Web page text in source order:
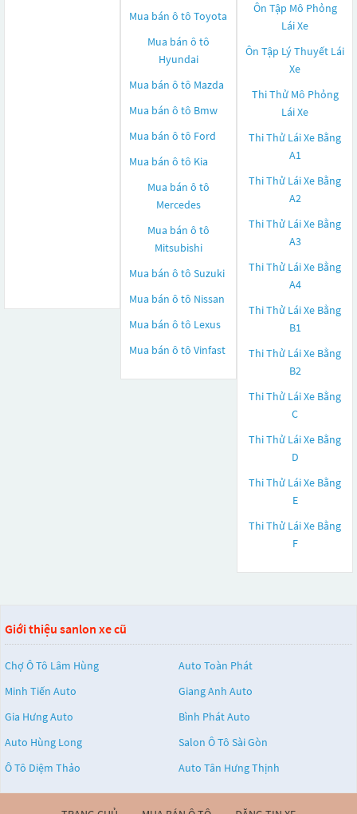
Mua bán ô tô Toyota
Mua bán ô tô
Hyundai
Mua bán ô tô Mazda
Mua bán ô tô Bmw
Mua bán ô tô Ford
Mua bán ô tô Kia
Mua bán ô tô
Mercedes
Mua bán ô tô
Mitsubishi
Mua bán ô tô Suzuki
Mua bán ô tô Nissan
Mua bán ô tô Lexus
Mua bán ô tô Vinfast
Ôn Tập Mô Phỏng
Lái Xe
Ôn Tập Lý Thuyết Lái
Xe
Thi Thử Mô Phỏng
Lái Xe
Thi Thử Lái Xe Bằng
A1
Thi Thử Lái Xe Bằng
A2
Thi Thử Lái Xe Bằng
A3
Thi Thử Lái Xe Bằng
A4
Thi Thử Lái Xe Bằng
B1
Thi Thử Lái Xe Bằng
B2
Thi Thử Lái Xe Bằng
C
Thi Thử Lái Xe Bằng
D
Thi Thử Lái Xe Bằng
E
Thi Thử Lái Xe Bằng
F
Giới thiệu sanlon xe cũ
Chợ Ô Tô Lâm Hùng
Auto Toàn Phát
Minh Tiến Auto
Giang Anh Auto
Gia Hưng Auto
Bình Phát Auto
Auto Hùng Long
Salon Ô Tô Sài Gòn
Ô Tô Diệm Thảo
Auto Tân Hưng Thịnh